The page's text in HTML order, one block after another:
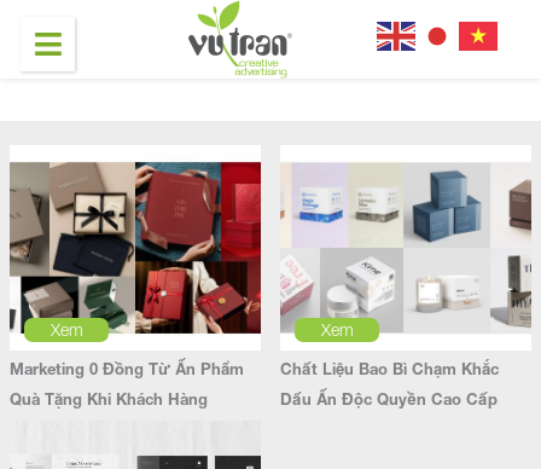
Xem
Marketing 0 Đồng Từ Ấn Phẩm
Quà Tặng Khi Khách Hàng
Xem
Chất Liệu Bao Bì Chạm Khắc
Dấu Ấn Độc Quyền Cao Cấp